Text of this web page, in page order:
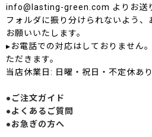
info@lasting-green.com よりお送
フォルダに振り分けられないよう
お願いいたします。
▸お電話での対応はしておりません
ただきます。
当店休業日: 日曜・祝日・不定休あり
●ご注文ガイド
●よくあるご質問
●お急ぎの方へ